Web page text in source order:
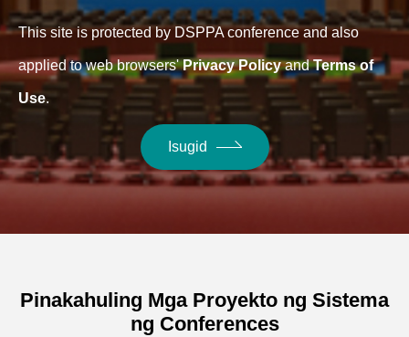
This site is protected by DSPPA conference and also
applied to web browsers'Privacy PolicyandTerms of
Use.
Isugid
Pinakahuling Mga Proyekto ng Sistema
ng Conferences